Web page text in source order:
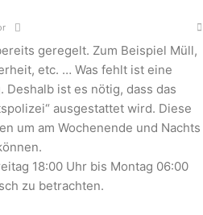
geregelt. Zum Beispiel Müll,
etc. … Was fehlt ist eine
ist es nötig, dass das
ausgestattet wird. Diese
um am Wochenende und Nachts
18:00 Uhr bis Montag 06:00
zu betrachten.